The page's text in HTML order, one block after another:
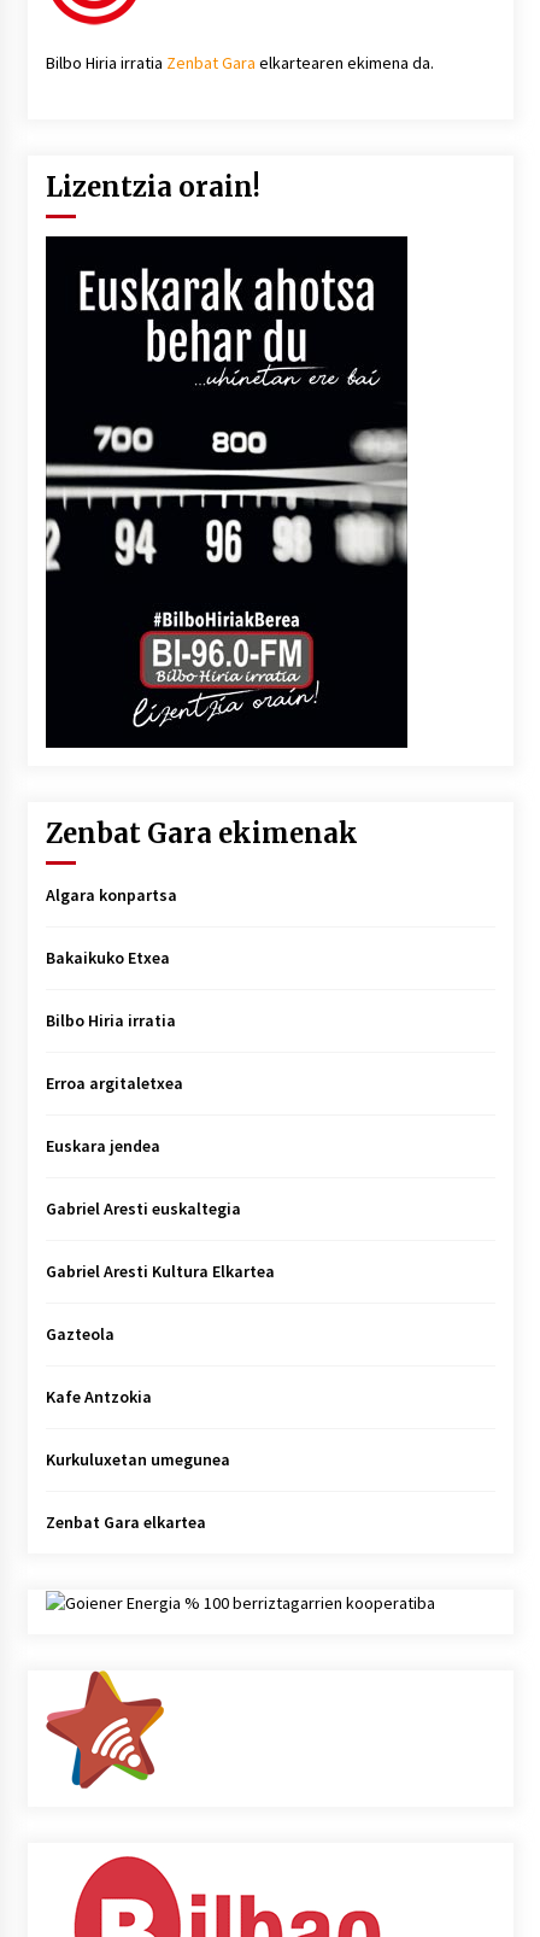
Bilbo Hiria irratia Zenbat Gara elkartearen ekimena da.
Lizentzia orain!
Zenbat Gara ekimenak
Algara konpartsa
Bakaikuko Etxea
Bilbo Hiria irratia
Erroa argitaletxea
Euskara jendea
Gabriel Aresti euskaltegia
Gabriel Aresti Kultura Elkartea
Gazteola
Kafe Antzokia
Kurkuluxetan umegunea
Zenbat Gara elkartea